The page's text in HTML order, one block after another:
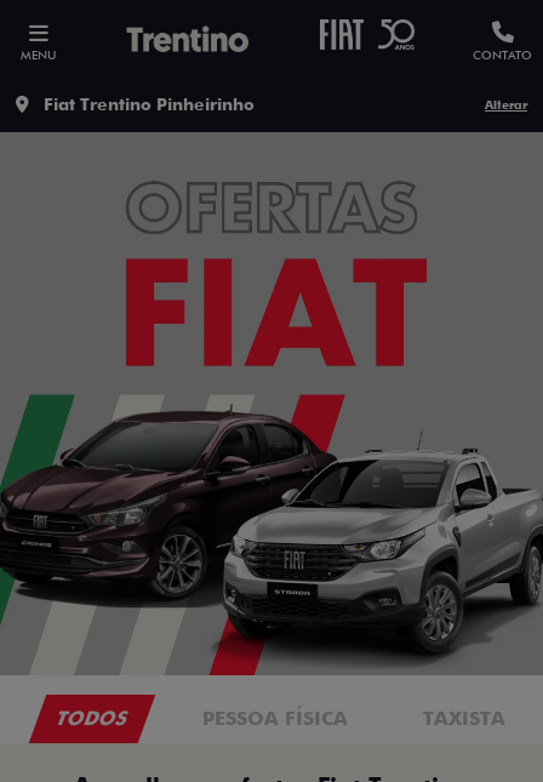
MENU CONTATO
Fiat Trentino Pinheirinho Alterar
TODOS PESSOA FÍSICA TAXISTA